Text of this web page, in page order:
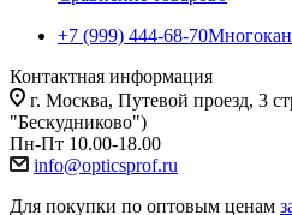
+7 (999) 444-68-70
Контактная информация
г. Москва, Путевой проезд, 3
"Бескудниково")
Пн-Пт 10.00-18.00
info@opticsprof.ru
Для покупки по оптовым ценам